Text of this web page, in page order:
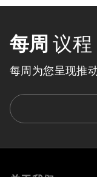
每周 议程
每周为您呈现推